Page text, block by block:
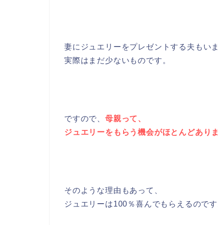
妻にジュエリーをプレゼントする夫もいま
実際はまだ少ないものです。
ですので、 母親って、
ジュエリーをもらう機会がほとんどあり
そのような理由もあって、
ジュエリーは100％喜んでもらえるのです